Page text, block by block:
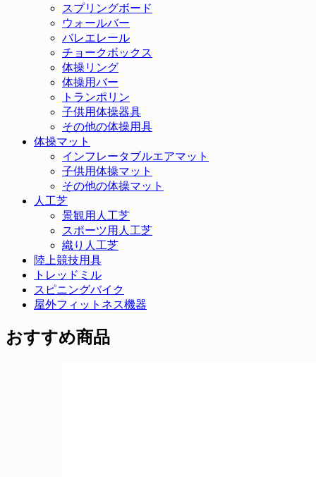
スプリングボード
ウォールバー
バレエレール
チョークボックス
体操リング
体操用バー
トランポリン
子供用体操器具
その他の体操用具
体操マット
インフレータブルエアマット
子供用体操マット
その他の体操マット
人工芝
景観用人工芝
スポーツ用人工芝
織り人工芝
陸上競技用具
トレッドミル
スピニングバイク
屋外フィットネス機器
おすすめ商品